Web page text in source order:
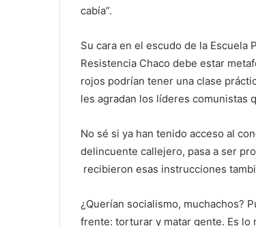
cabía”.
Su cara en el escudo de la Escuela
Resistencia Chaco debe estar
rojos podrían tener una clase
les agradan los líderes comunistas
No sé si ya han tenido acceso al
delincuente callejero, pasa a ser
recibieron esas instrucciones
¿Querían socialismo, muchachos?
frente: torturar y matar gente. Es lo